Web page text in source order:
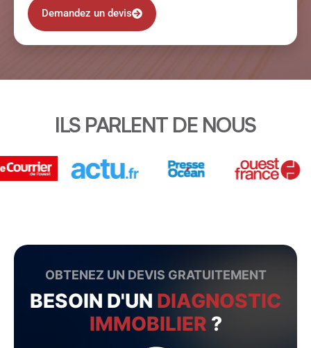
Demandez un devis
ILS PARLENT DE NOUS
OBTENEZ UN DEVIS GRATUITEMENT
BESOIN D'UN DIAGNOSTIC
IMMOBILIER ?